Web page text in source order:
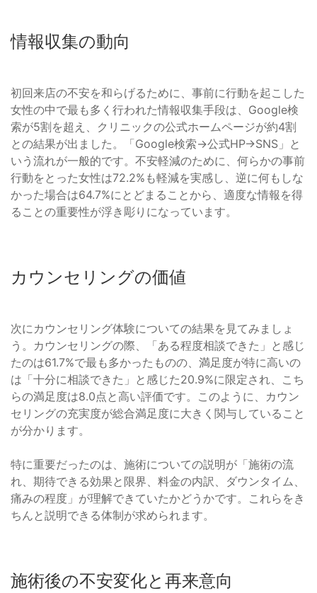
情報収集の動向
初回来店の不安を和らげるために、事前に行動を起こした
女性の中で最も多く行われた情報収集手段は、Google検
索が5割を超え、クリニックの公式ホームページが約4割
との結果が出ました。「Google検索→公式HP→SNS」と
いう流れが一般的です。不安軽減のために、何らかの事前
行動をとった女性は72.2%も軽減を実感し、逆に何もしな
かった場合は64.7%にとどまることから、適度な情報を得
ることの重要性が浮き彫りになっています。
カウンセリングの価値
次にカウンセリング体験についての結果を見てみましょ
う。カウンセリングの際、「ある程度相談できた」と感じ
たのは61.7%で最も多かったものの、満足度が特に高いの
は「十分に相談できた」と感じた20.9%に限定され、こち
らの満足度は8.0点と高い評価です。このように、カウン
セリングの充実度が総合満足度に大きく関与していること
が分かります。
特に重要だったのは、施術についての説明が「施術の流
れ、期待できる効果と限界、料金の内訳、ダウンタイム、
痛みの程度」が理解できていたかどうかです。これらをき
ちんと説明できる体制が求められます。
施術後の不安変化と再来意向